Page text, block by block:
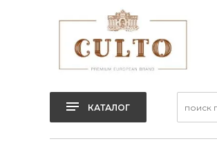
КАТАЛОГ